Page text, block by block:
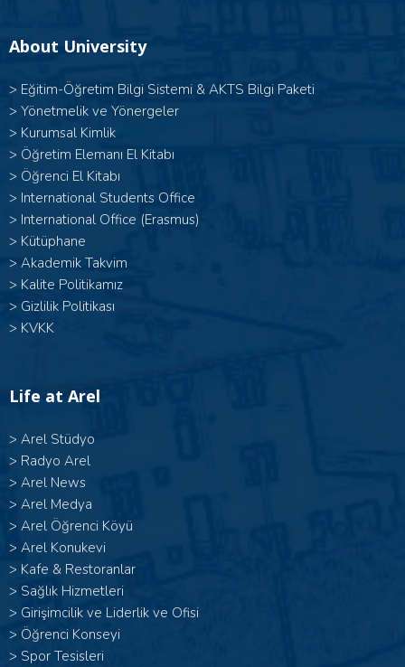
About University
> Eğitim-Öğretim Bilgi Sistemi & AKTS Bilgi Paketi
> Yönetmelik ve Yönergeler
> Kurumsal Kimlik
> Öğretim Elemanı El Kitabı
> Öğrenci El Kitabı
> International Students Office
> International Office (Erasmus)
> Kütüphane
> Akademik Takvim
> Kalite Politikamız
> Gizlilik Politikası
> KVKK
Life at Arel
> Arel Stüdyo
> Radyo Arel
> Arel News
> Arel Medya
> Arel Öğrenci Köyü
> Arel Konukevi
> Kafe & Restoranlar
> Sağlık Hizmetleri
> Girişimcilik ve Liderlik ve Ofisi
> Öğrenci Konseyi
> Spor Tesisleri